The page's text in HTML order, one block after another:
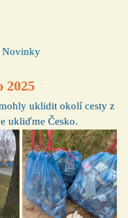
Novinky
2025
uklidit okolí cesty z
ukliďme Česko.